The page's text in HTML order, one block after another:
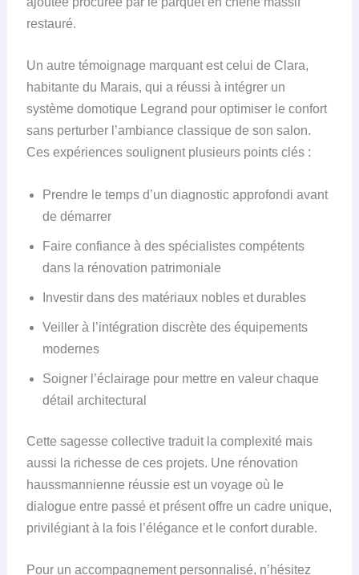
restauré.
Un autre témoignage marquant est celui de Clara,
habitante du Marais, qui a réussi à intégrer un
système domotique Legrand pour optimiser le confort
sans perturber l’ambiance classique de son salon.
Ces expériences soulignent plusieurs points clés :
Prendre le temps d’un diagnostic approfondi avant
de démarrer
Faire confiance à des spécialistes compétents
dans la rénovation patrimoniale
Investir dans des matériaux nobles et durables
Veiller à l’intégration discrète des équipements
modernes
Soigner l’éclairage pour mettre en valeur chaque
détail architectural
Cette sagesse collective traduit la complexité mais
aussi la richesse de ces projets. Une rénovation
haussmannienne réussie est un voyage où le
dialogue entre passé et présent offre un cadre unique,
privilégiant à la fois l’élégance et le confort durable.
Pour un accompagnement personnalisé, n’hésitez